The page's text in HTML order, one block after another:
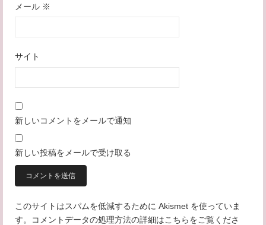
メール ※
サイト
新しいコメントをメールで通知
新しい投稿をメールで受け取る
このサイトはスパムを低減するために Akismet を使っていま
す。
コメントデータの処理方法の詳細はこちらをご覧くださ